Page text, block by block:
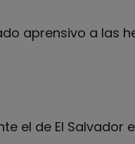
aprensivo a las
el de El Salvador